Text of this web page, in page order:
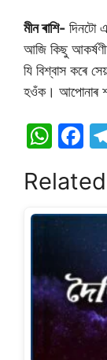
মীন ৰাশি- দিনটো
আজি কিছু
যি বিশ্বাস কৰে
হওঁক। আপোনাৰ
W
at
s
p
F
c
e
o
k